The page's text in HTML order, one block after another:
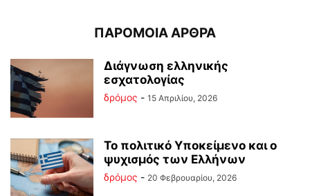
ΠΑΡΟΜΟΙΑ ΑΡΘΡΑ
Διάγνωση ελληνικής
εσχατολογίας
δρόμος - 15 Απριλίου, 2026
Το πολιτικό Υποκείμενο και ο
ψυχισμός των Ελλήνων
δρόμος - 20 Φεβρουαρίου, 2026